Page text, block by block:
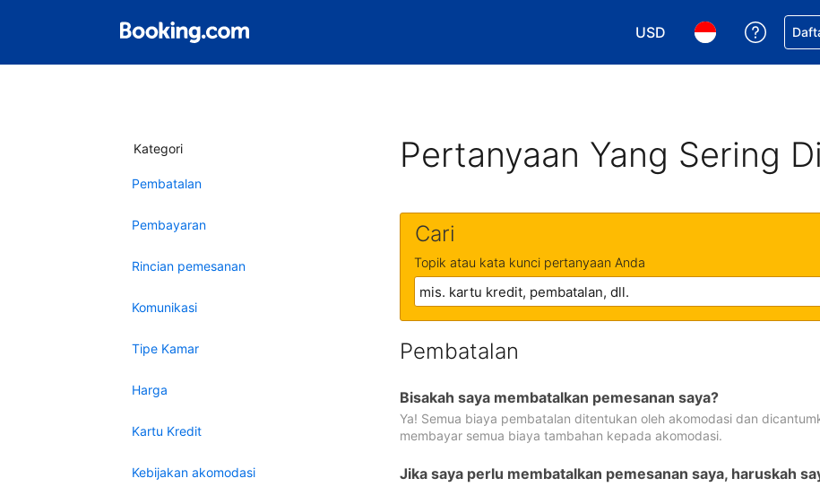
USD
Pilih mata uang Anda.
Pilih bahasa
Kategori
Pembatalan
Pembayaran
Rincian pemesanan
Komunikasi
Tipe Kamar
Harga
Kartu Kredit
Kebijakan akomodasi
Pertanyaan Yang Sering
Cari
Topik atau kata kunci pertanyaan Anda
Pembatalan
Bisakah saya membatalkan pemesanan saya?
Ya! Semua biaya pembatalan ditentukan oleh akomodasi dan
membayar semua biaya tambahan kepada akomodasi.
Jika saya perlu membatalkan pemesanan saya, haruskah